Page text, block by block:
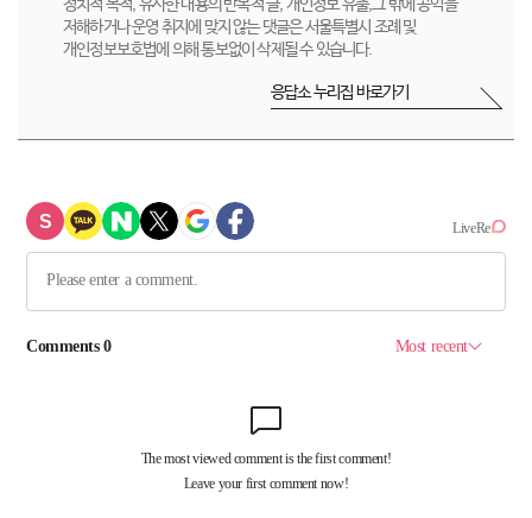
정치적 목적, 유사한 내용의 반복적 글, 개인정보 유출,그 밖에 공익을
저해하거나 운영 취지에 맞지 않는 댓글은 서울특별시 조례 및
개인정보보호법에 의해 통보없이 삭제될 수 있습니다.
응답소 누리집 바로가기